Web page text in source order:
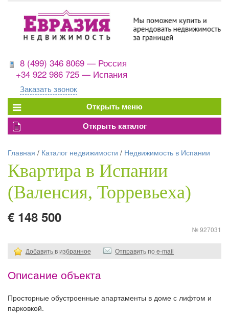
8 (499) 346 8069 — Россия
+34 922 986 725 — Испания
Заказать звонок
Главная / Каталог недвижимости / Недвижимость в Испании
Квартира в Испании
(Валенсия, Торревьеха)
€ 148 500
№ 927031
Добавить в избранное Отправить по e-mail
Описание объекта
Просторные обустроенные апартаменты в доме с лифтом и
парковкой.